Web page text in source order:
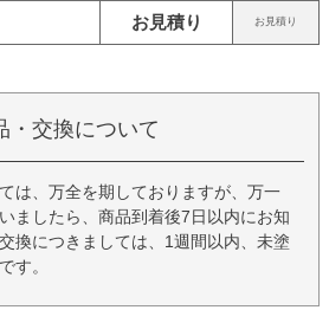
お見積り お見積り
・交換について
は、万全を期しておりますが、万一
ましたら、商品到着後7日以内にお知
換につきましては、1週間以内、未塗
す。